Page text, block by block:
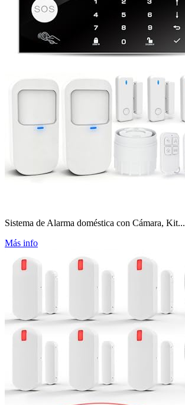
Sistema de Alarma doméstica con Cámara, Kit...
Más info